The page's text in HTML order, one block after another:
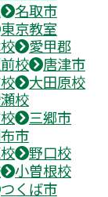
名取市
東京教室
愛甲郡
校
唐津市
大田原校
校
三郷市
市
野口校
小曽根校
つくば市